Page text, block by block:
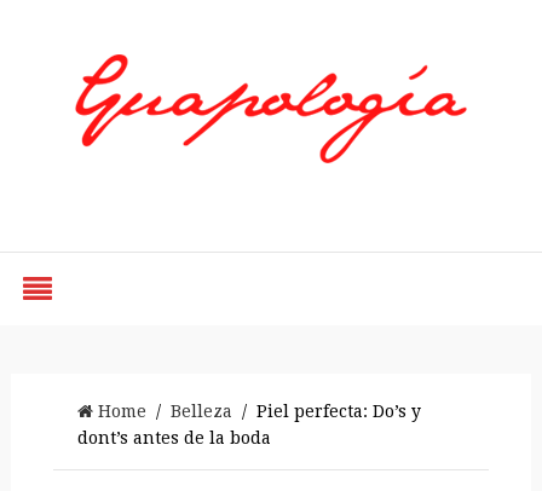
Home / Belleza / Piel perfecta: Do’s y
dont’s antes de la boda